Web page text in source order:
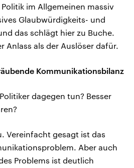
im Allgemeinen massiv
Glaubwürdigkeits- und
das schlägt hier zu Buche.
Anlass als der Auslöser dafür.
Kommunikationsbilanz
dagegen tun? Besser
Vereinfacht gesagt ist das
Aber auch
Problems ist deutlich